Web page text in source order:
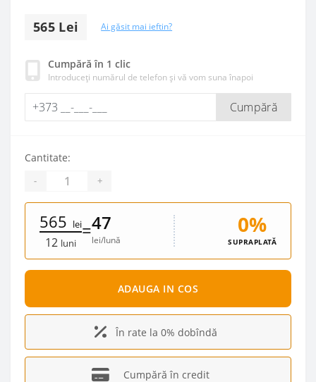
565 Lei Ai găsit mai ieftin?
Cumpără în 1 clic
Introduceți numărul de telefon și vă vom suna înapoi
Cumpără
Cantitate:
- +
565 lei
12 luni
=47
lei/lună
0%
SUPRAPLATĂ
ADAUGA IN COS
În rate la 0% dobîndă
Cumpără în credit